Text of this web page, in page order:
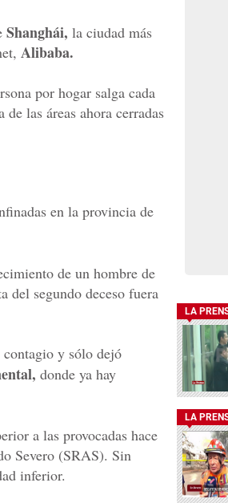
Shanghái, la ciudad más
Alibaba.
por hogar salga cada
las áreas ahora cerradas
en la provincia de
de un hombre de
del segundo deceso fuera
contagio y sólo dejó
donde ya hay
a las provocadas hace
Severo (SRAS). Sin
inferior.
LA
LA